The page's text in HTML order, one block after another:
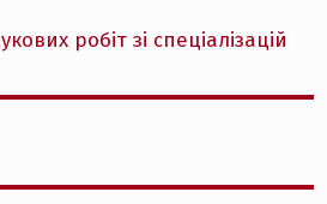
робіт зі спеціалізацій